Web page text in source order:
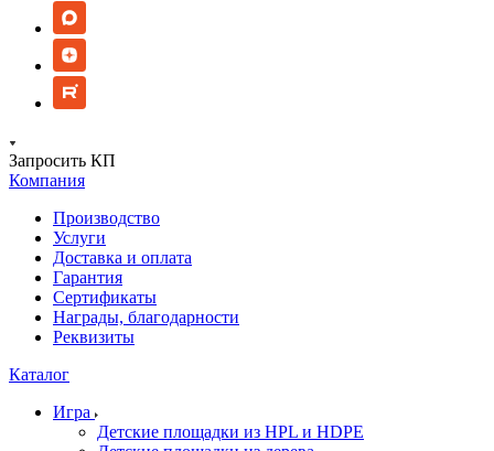
Запросить КП
Компания
Производство
Услуги
Доставка и оплата
Гарантия
Сертификаты
Награды, благодарности
Реквизиты
Каталог
Игра
Детские площадки из HPL и HDPE